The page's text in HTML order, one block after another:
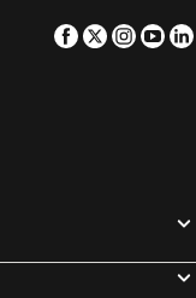
Facebook
Twitter